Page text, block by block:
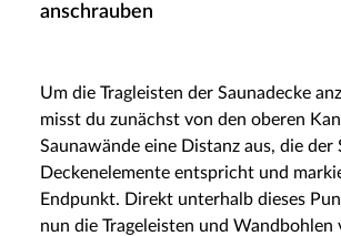
anschrauben
Um die Tragleisten der Saunadecke
misst du zunächst von den oberen
Saunawände eine Distanz aus, die der
Deckenelemente entspricht und
Endpunkt. Direkt unterhalb dieses
nun die Trageleisten und Wandbohlen